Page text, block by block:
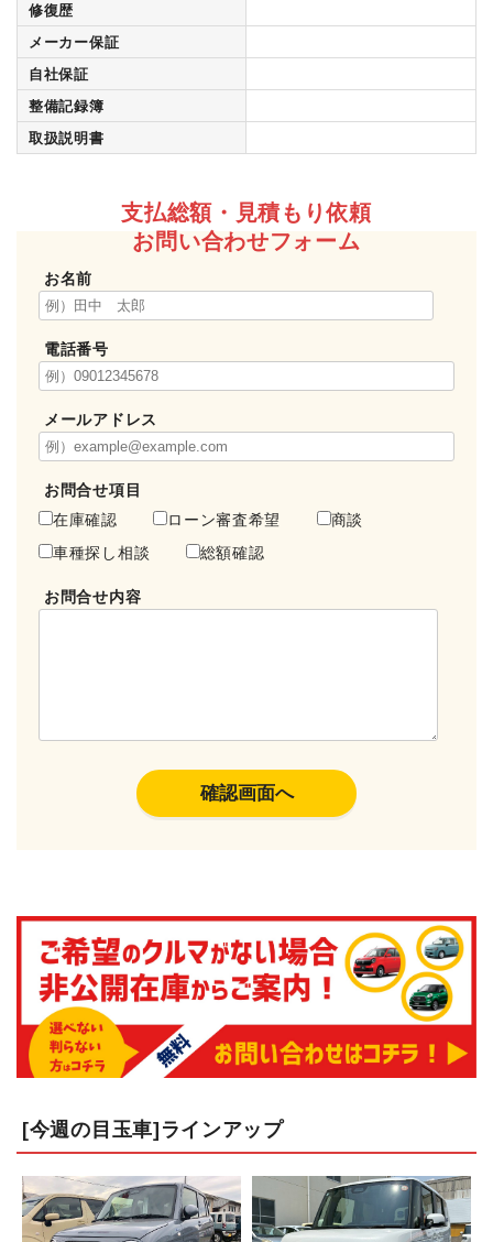
修復歴
メーカー保証
自社保証
整備記録簿
取扱説明書
支払総額・見積もり依頼
お問い合わせフォーム
お名前
電話番号
メールアドレス
お問合せ項目
在庫確認
ローン審査希望
商談
車種探し相談
総額確認
お問合せ内容
[今週の目玉車]ラインアップ